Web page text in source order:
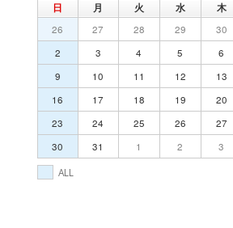
日 月 火 水 木
26 27 28 29 30
2
3 4 5 6
9
10 11 12 13
16
17 18 19 20
23
24 25 26 27
30
31 1 2 3
ALL